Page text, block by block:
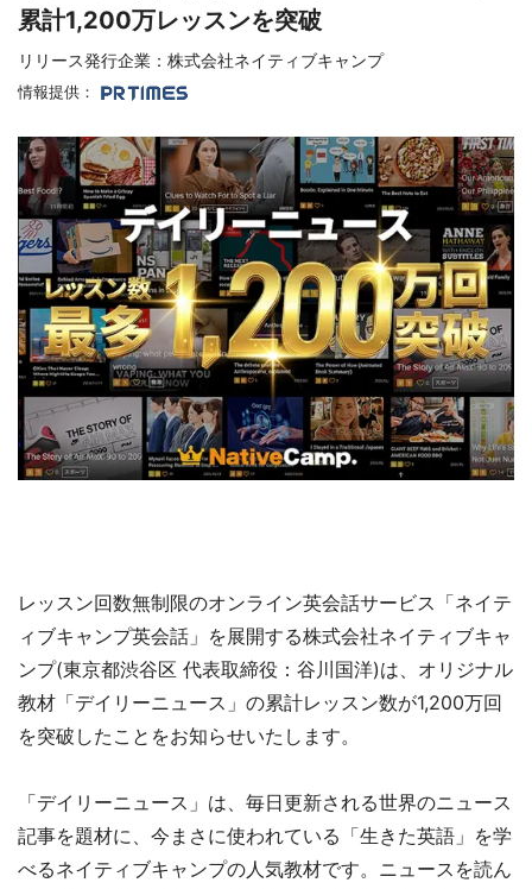
累計1,200万レッスンを突破
リリース発行企業：株式会社ネイティブキャンプ
情報提供：
レッスン回数無制限のオンライン英会話サービス「ネイテ
ィブキャンプ英会話」を展開する株式会社ネイティブキャ
ンプ(東京都渋谷区 代表取締役：谷川国洋)は、オリジナル
教材「デイリーニュース」の累計レッスン数が1,200万回
を突破したことをお知らせいたします。
「デイリーニュース」は、毎日更新される世界のニュース
記事を題材に、今まさに使われている「生きた英語」を学
べるネイティブキャンプの人気教材です。ニュースを読ん